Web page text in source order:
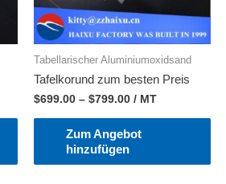
Tabellarischer Aluminiumoxidsand
Tafelkorund zum besten Preis
$699.00 – $799.00 / MT
Zum Angebot
hinzufügen